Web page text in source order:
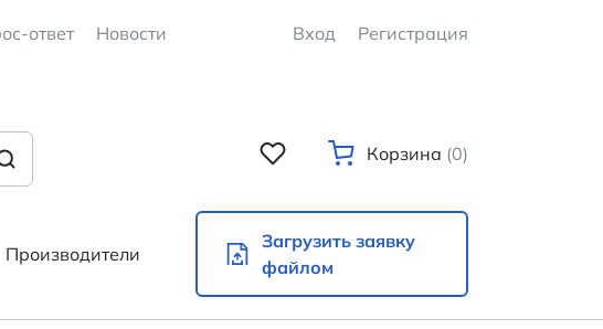
ответ Новости Вход Регистрация
Корзина (0)
Производители
Загрузить заявку
файлом